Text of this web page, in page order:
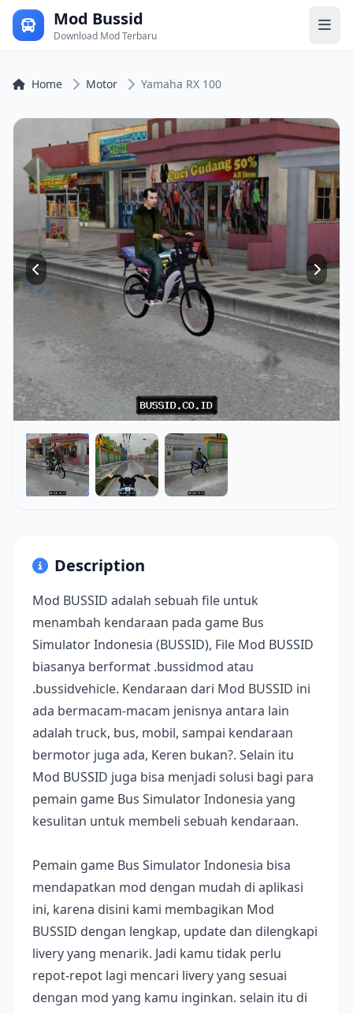
Mod Bussid
Download Mod Terbaru
Home Motor Yamaha RX 100
Description
Mod BUSSID adalah sebuah file untuk
menambah kendaraan pada game Bus
Simulator Indonesia (BUSSID), File Mod BUSSID
biasanya berformat .bussidmod atau
.bussidvehicle. Kendaraan dari Mod BUSSID ini
ada bermacam-macam jenisnya antara lain
adalah truck, bus, mobil, sampai kendaraan
bermotor juga ada, Keren bukan?. Selain itu
Mod BUSSID juga bisa menjadi solusi bagi para
pemain game Bus Simulator Indonesia yang
kesulitan untuk membeli sebuah kendaraan.
Pemain game Bus Simulator Indonesia bisa
mendapatkan mod dengan mudah di aplikasi
ini, karena disini kami membagikan Mod
BUSSID dengan lengkap, update dan dilengkapi
livery yang menarik. Jadi kamu tidak perlu
repot-repot lagi mencari livery yang sesuai
dengan mod yang kamu inginkan. selain itu di